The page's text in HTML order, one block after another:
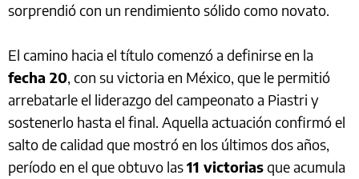
sorprendió con un rendimiento sólido como novato.
El camino hacia el título comenzó a definirse en la
fecha 20, con su victoria en México, que le permitió
arrebatarle el liderazgo del campeonato a Piastri y
sostenerlo hasta el final. Aquella actuación confirmó el
salto de calidad que mostró en los últimos dos años,
período en el que obtuvo las11 victoriasque acumula